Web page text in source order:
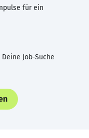
für ein
Job-Suche